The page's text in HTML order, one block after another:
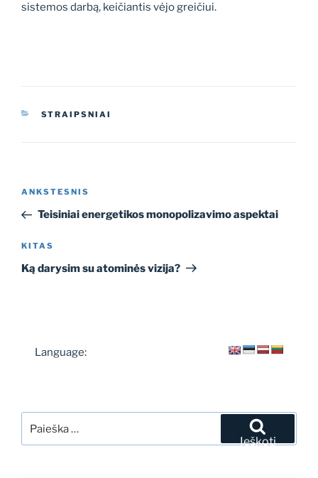
sistemos darbą, keičiantis vėjo greičiui.
KATEGORIJOS
STRAIPSNIAI
Navigacija
įrašų
Ankstesnis
įrašas
ANKSTESNIS
Teisiniai energetikos monopolizavimo aspektai
Kitas
įrašas
KITAS
Ką darysim su atominės vizija?
Language:
Ieškoti